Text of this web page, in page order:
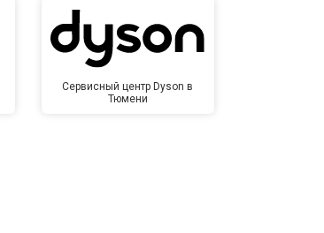
Сервисный центр Dyson в
Тюмени